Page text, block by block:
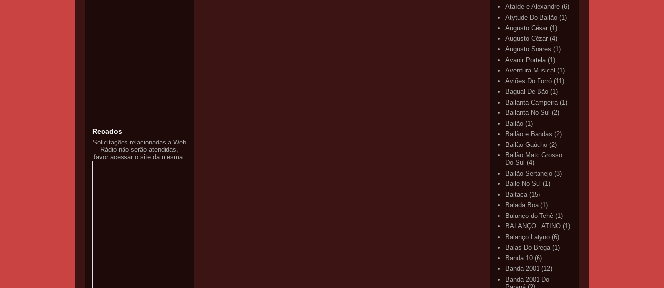
Recados
Solicitações relacionadas a Web
Rádio não serão atendidas,
favor acessar o site da mesma.
Ataíde e Alexandre (6)
Atytude Do Bailão (1)
Augusto César (1)
Augusto Cézar (4)
Augusto Soares (1)
Avanir Portela (1)
Aventura Musical (1)
Aviões Do Forró (11)
Bagual De Bão (1)
Bailanta Campeira (1)
Bailanta No Sul (2)
Bailão (1)
Bailão e Bandas (2)
Bailão Gaúcho (2)
Bailão Mato Grosso
Do Sul (4)
Bailão Sertanejo (3)
Baile No Sul (1)
Baitaca (15)
Balada Boa (1)
Balanço do Tchê (1)
BALANÇO LATINO (1)
Balanço Latyno (6)
Balas Do Brega (1)
Banda 10 (6)
Banda 2001 (12)
Banda 2001 Do